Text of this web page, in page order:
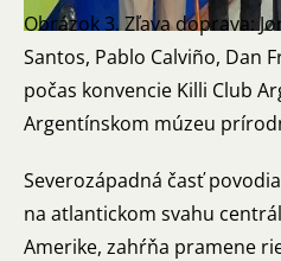
Obrázok 3. Zľava doprava:
Santos, Pablo Calviño, Dan
počas konvencie Killi Club
Argentínskom múzeu
Severozápadná časť
na atlantickom svahu
Amerike, zahŕňa pramene